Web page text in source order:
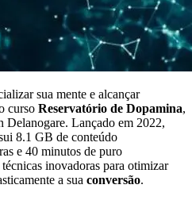
sua mente e alcançar
curso Reservatório de Dopamina,
Delanogare. Lançado em 2022,
8.1 GB de conteúdo
e 40 minutos de puro
inovadoras para otimizar
a sua conversão.